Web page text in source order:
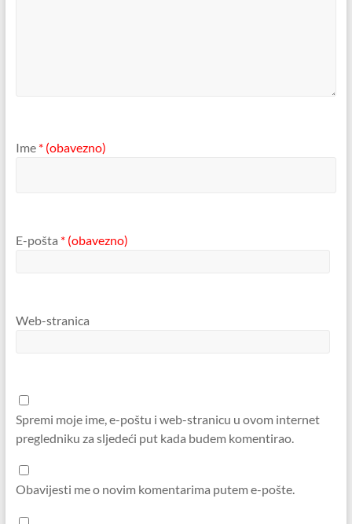
Ime * (obavezno)
E-pošta * (obavezno)
Web-stranica
Spremi moje ime, e-poštu i web-stranicu u ovom internet
pregledniku za sljedeći put kada budem komentirao.
Obavijesti me o novim komentarima putem e-pošte.